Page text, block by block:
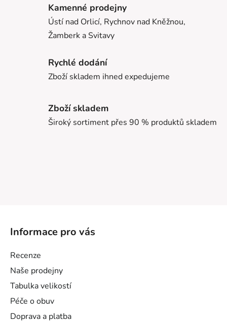
Kamenné prodejny
Ústí nad Orlicí, Rychnov nad Kněžnou,
Žamberk a Svitavy
Rychlé dodání
Zboží skladem ihned expedujeme
Zboží skladem
Široký sortiment přes 90 % produktů skladem
Informace pro vás
Recenze
Naše prodejny
Tabulka velikostí
Péče o obuv
Doprava a platba